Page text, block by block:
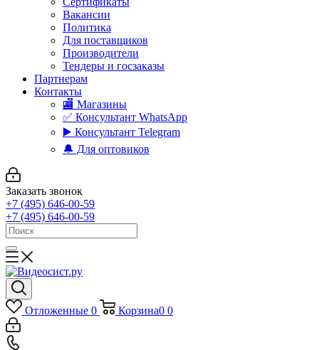
Вакансии
Политика
Для поставщиков
Производители
Тендеры и госзаказы
Партнерам
Контакты
🏬 Магазины
✅️ Консультант WhatsApp
▶️ Консультант Telegram
🔔 Для оптовиков
Заказать звонок
+7 (495) 646-00-59
+7 (495) 646-00-59
Отложенные 0 Корзина0 0